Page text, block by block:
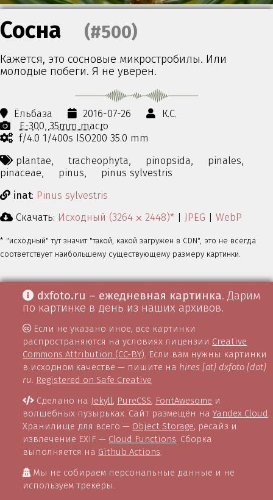
Сосна (#500)
Кажется, это сосновые микростробилы. Или
молодые побеги. Я не уверен.
Ёльбаза 2016-07-26
К.С.
E-300 35mm macro
f/4.0 1/400s ISO200 35.0 mm
plantae,
tracheophyta, pinopsida,
pinales,
pinaceae,
pinus,
pinus sylvestris
inat: Pinus sylvestris
Скачать: Исходный (3264 ⨉ 2448)* JPEG WebP
* "исходный" тут значит "такой, какой загружен в CDN", это не всегда
соответствует наибольшему существующему размеру картинки.
dxfoto.ru – ежедневная картинка. Дарим
по картинке в день из наших архивов.
Если не указано иное, все картинки
распространяются на условиях лицензии Creative
Commons Attribution (CC-BY). Если вам нужны картинки
в исходном качестве — пишите на hires [at] dxfoto [dot]
ru. Registered on Safe Creative
Сделано на Jekyll, PureCSS, FontAwesome и
волшебных пузырьках. Сайт размещён наYandex Cloud.
Хранилище для всего — Object Storage, ресайз и
извлечение EXIF — Cloud Functions. Сборка
выполняется на Github Actions.
Мы не собираем персональные данные и не
используем трекеры.